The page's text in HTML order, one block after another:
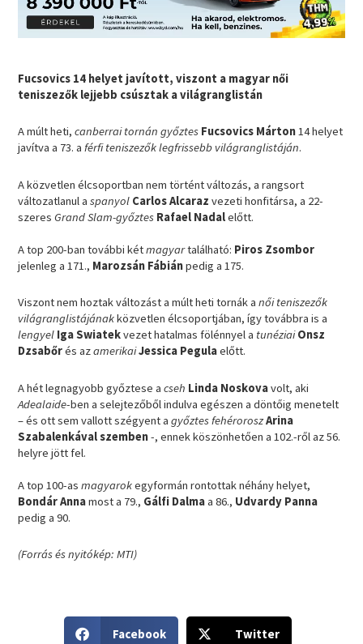
Fucsovics 14 helyet javított, viszont a magyar női
teniszezők lejjebb csúsztak a világranglistán
A múlt heti,canberrai tornán győztes Fucsovics Márton14 helyet
javítva a 73. aférfi teniszezők legfrissebb világranglistáján.
A közvetlen élcsoportban nem történt változás, a rangsort
változatlanul aspanyol Carlos Alcaraz vezeti honfitársa, a 22-
szeresGrand Slam-győztes Rafael Nadalelőtt.
A top 200-ban további kétmagyartalálható: Piros Zsombor
jelenleg a 171., Marozsán Fábiánpedig a 175.
Viszont nem hoztak változást a múlt heti tornák anői teniszezők
világranglistájánakközvetlen élcsoportjában, így továbbra is a
lengyel Iga Swiatekvezet hatalmas fölénnyel a tunéziaiOnsz
Dzsabőrés azamerikaiJessica Pegulaelőtt.
A hét legnagyobb győztese acseh Linda Noskovavolt, aki
Adealaide-ben a selejtezőből indulva egészen a döntőig menetelt
– és ott sem vallott szégyent agyőztes fehéroroszArina
Szabalenkával szemben-, ennek köszönhetően a 102.-ről az 56.
helyre jött fel.
A top 100-asmagyarokegyformán rontottak néhány helyet,
Bondár Annamost a 79., Gálfi Dalmaa 86., Udvardy Panna
pedig a 90.
(Forrás és nyitókép: MTI)
h
Facebook
h
Twitter